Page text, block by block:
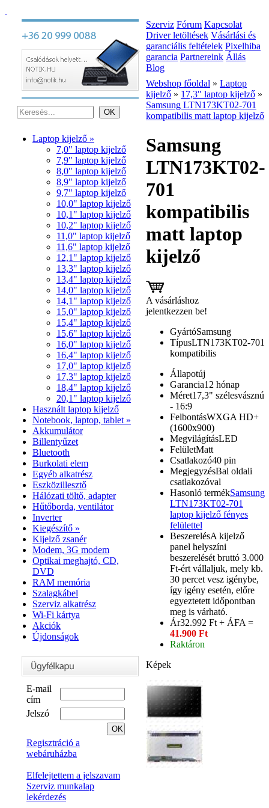
Laptop kijelző »
7,0" laptop kijelző
7,9" laptop kijelző
8,0" laptop kijelző
8,9" laptop kijelző
9,7" laptop kijelző
10,0" laptop kijelző
10,1" laptop kijelző
10,2" laptop kijelző
11,0" laptop kijelző
11,6" laptop kijelző
12,1" laptop kijelző
13,3" laptop kijelző
13,4" laptop kijelző
14,0" laptop kijelző
14,1" laptop kijelző
15,0" laptop kijelző
15,4" laptop kijelző
15,6" laptop kijelző
16,0" laptop kijelző
16,4" laptop kijelző
17,0" laptop kijelző
17,3" laptop kijelző
18,4" laptop kijelző
20,1" laptop kijelző
Használt laptop kijelző
Notebook, laptop, tablet »
Akkumulátor
Billentyűzet
Bluetooth
Burkolati elem
Egyéb alkatrész
Eszközillesztő
Hálózati töltő, adapter
Hűtőborda, ventilátor
Inverter
Kiegészítő »
Kijelző zsanér
Modem, 3G modem
Optikai meghajtó, CD,
DVD
RAM memória
Szalagkábel
Szerviz alkatrész
Wi-Fi kártya
Akciók
Újdonságok
E-mail
cím
Jelszó
Regisztráció a
webáruházba
Elfelejtettem a jelszavam
Szerviz munkalap
lekérdezés
Szerviz Fórum Kapcsolat
Driver letöltések Vásárlási és
garanciális feltételek Pixelhiba
garancia Partnereink Állás
Blog
Webshop főoldal » Laptop
kijelző » 17,3" laptop kijelző »
Samsung LTN173KT02-701
kompatibilis matt laptop kijelző
Samsung
LTN173KT02-
701
kompatibilis
matt laptop
kijelző
A vásárláshoz
jelentkezzen be!
GyártóSamsung
TípusLTN173KT02-701
kompatibilis
Állapotúj
Garancia12 hónap
Méret17,3" szélesvásznú
- 16:9
FelbontásWXGA HD+
(1600x900)
MegvilágításLED
FelületMatt
Csatlakozó40 pin
MegjegyzésBal oldali
csatlakozóval
Hasonló termékSamsung
LTN173KT02-701
laptop kijelző fényes
felülettel
BeszerelésA kijelző
panel helyszíni
beszerelését bruttó 3.000
Ft-ért vállaljuk, mely kb.
30 percet vesz igénybe,
így igény esetén, előre
egyeztetett időpontban
meg is várható.
Ár32.992 Ft + ÁFA =
41.900 Ft
Raktáron
Képek